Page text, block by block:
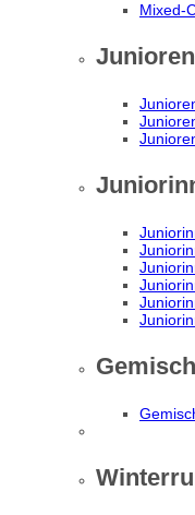
Mixed-
Junioren